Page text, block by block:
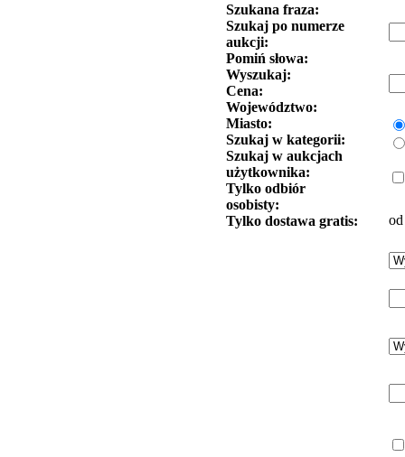
Szukana fraza:
Szukaj po numerze
aukcji:
Pomiń słowa:
Wyszukaj:
Cena:
Województwo:
Miasto:
Szukaj w kategorii:
Szukaj w aukcjach
użytkownika:
Tylko odbiór
osobisty:
Tylko dostawa gratis:
od